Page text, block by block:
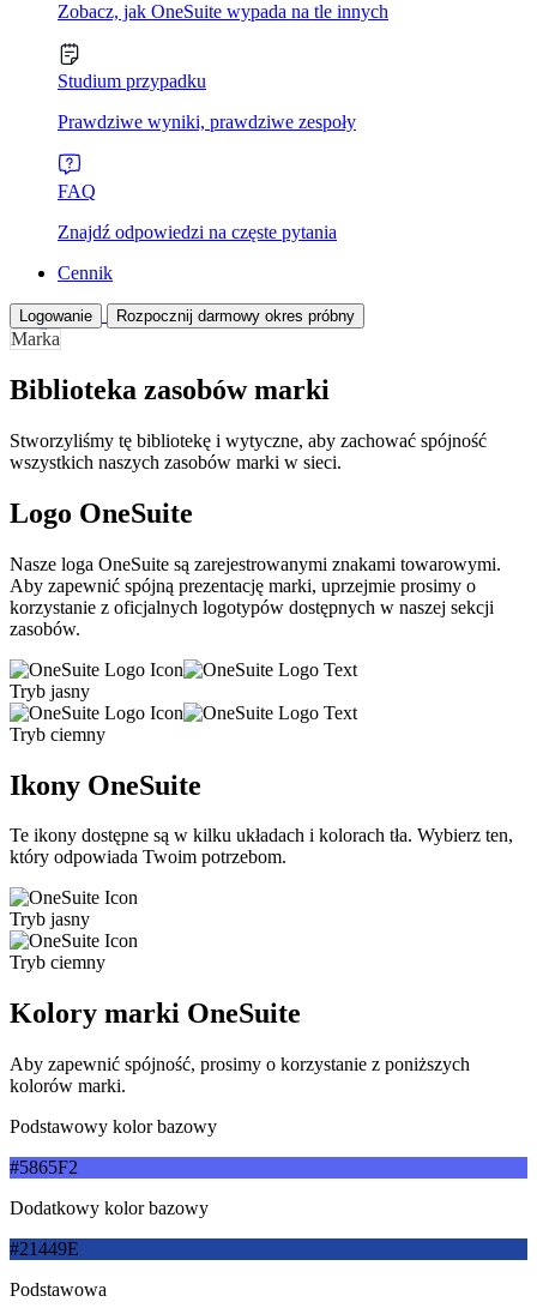
Zobacz, jak OneSuite wypada na tle innych
Studium przypadku
Prawdziwe wyniki, prawdziwe zespoły
FAQ
Znajdź odpowiedzi na częste pytania
Cennik
Logowanie Rozpocznij darmowy okres próbny
Marka
Biblioteka zasobów marki
Stworzyliśmy tę bibliotekę i wytyczne, aby zachować spójność
wszystkich naszych zasobów marki w sieci.
Logo OneSuite
Nasze loga OneSuite są zarejestrowanymi znakami towarowymi.
Aby zapewnić spójną prezentację marki, uprzejmie prosimy o
korzystanie z oficjalnych logotypów dostępnych w naszej sekcji
zasobów.
Tryb jasny
Tryb ciemny
Ikony OneSuite
Te ikony dostępne są w kilku układach i kolorach tła. Wybierz ten,
który odpowiada Twoim potrzebom.
Tryb jasny
Tryb ciemny
Kolory marki OneSuite
Aby zapewnić spójność, prosimy o korzystanie z poniższych
kolorów marki.
Podstawowy kolor bazowy
#5865F2
Dodatkowy kolor bazowy
#21449E
Podstawowa